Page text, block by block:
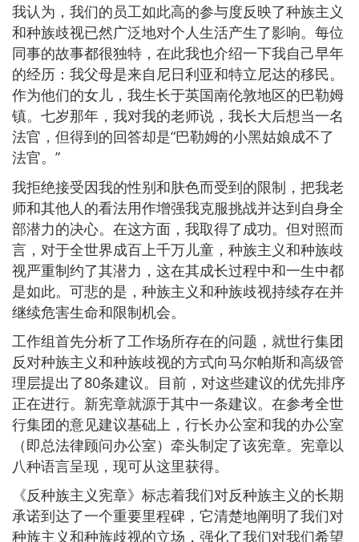
我认为，我们的员工如此高的参与度反映了种族主义
和种族歧视已然广泛地对个人生活产生了影响。每位
同事的故事都很独特，在此我也介绍一下我自己早年
的经历：我父母是来自尼日利亚和特立尼达的移民。
作为他们的女儿，我生长于英国南伦敦地区的巴勒姆
镇。七岁那年，我对我的老师说，我长大后想当一名
法官，但得到的回答却是“巴勒姆的小黑姑娘成不了
法官。”
我拒绝接受因我的性别和肤色而受到的限制，把我老
师和其他人的看法用作增强我克服挑战并达到自身全
部潜力的决心。在这方面，我取得了成功。但对照而
言，对于全世界成百上千万儿童，种族主义和种族歧
视严重制约了其潜力，这在其成长过程中和一生中都
是如此。可悲的是，种族主义和种族歧视持续存在并
继续危害生命和限制机会。
工作组首先分析了工作场所存在的问题，就世行集团
反对种族主义和种族歧视的方式向马尔帕斯和高级管
理层提出了80条建议。目前，对这些建议的优先排序
正在进行。新宪章就源于其中一条建议。在参考全世
行集团的意见建议基础上，行长办公室和我的办公室
（即总法律顾问办公室）牵头制定了该宪章。宪章以
八种语言呈现，现可从这里获得。
《反种族主义宪章》标志着我们对反种族主义的长期
承诺到达了一个重要里程碑，它清楚地阐明了我们对
种族主义和种族歧视的立场，强化了我们对我们希望